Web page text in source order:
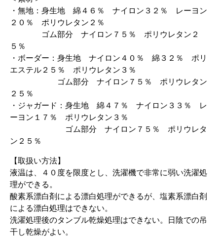
・無地：身生地 綿４６％ ナイロン３２％ レーヨン
２０％ ポリウレタン２％
ゴム部分 ナイロン７５％ ポリウレタン２
５％
・ボーダー：身生地 ナイロン４０％ 綿３２％ ポリ
エステル２５％ ポリウレタン３％
ゴム部分 ナイロン７５％ ポリウレタン
２５％
・ジャガード：身生地 綿４７％ ナイロン３３％ レ
ーヨン１７％ ポリウレタン３％
ゴム部分 ナイロン７５％ ポリウレタ
ン２５％
【取扱い方法】
液温は、４０度を限度とし、洗濯機で非常に弱い洗濯処
理ができる。
酸素系漂白剤による漂白処理ができるが、塩素系漂白剤
による漂白処理はできない。
洗濯処理後のタンブル乾燥処理はできない。日陰での吊
干し乾燥がよい。